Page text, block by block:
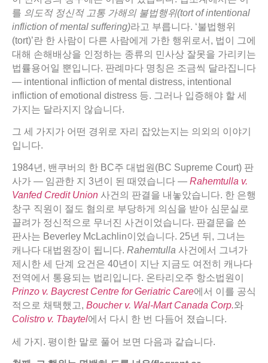
를 의도적 정신적 고통 가해의 불법행위(tort of intentional
infliction of mental suffering)라고 부릅니다. ‘불법행위
(tort)’란 한 사람이 다른 사람에게 가한 행위로서, 법이 그에
대해 손해배상을 인정하는 종류의 민사상 잘못을 가리키는
법률용어일 뿐입니다. 판례마다 명칭은 조금씩 달라집니다
— intentional infliction of mental distress, intentional
infliction of emotional distress 등. 그러나 입증해야 할 세
가지는 달라지지 않습니다.
그 세 가지가 어떤 경위로 자리 잡았는지는 의외의 이야기
입니다.
1984년, 밴쿠버의 한 BC주 대법원(BC Supreme Court) 판
사가 — 임관한 지 3년이 된 때였습니다 — Rahemtulla v.
Vanfed Credit Union 사건의 판결을 내놓았습니다. 한 은행
창구 직원이 절도 혐의로 부당하게 의심을 받아 심문실로
끌려가 정신적으로 무너진 사건이었습니다. 판결문을 쓴
판사는 Beverley McLachlin이었습니다. 25년 뒤, 그녀는
캐나다 대법원장이 됩니다. Rahemtulla 사건에서 그녀가
제시한 세 단계 요건은 40년이 지난 지금도 여전히 캐나다
전역에서 통용되는 법리입니다. 온타리오주 항소법원이
Prinzo v. Baycrest Centre for Geriatric Care에서 이를 공식
적으로 채택했고, Boucher v. Wal-Mart Canada Corp.와
Colistro v. Tbaytel에서 다시 한 번 다듬어 졌습니다.
세 가지. 평이한 말로 풀어 보면 다음과 같습니다.